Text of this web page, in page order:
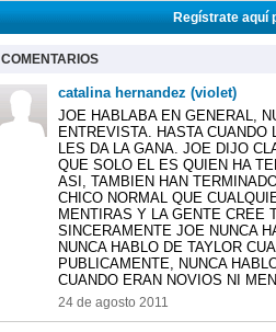
Regístrate aquí
COMENTARIOS
catalina hernandez (violet)
JOE HABLABA EN GENERAL,
ENTREVISTA. HASTA
LES DA LA GANA. JOE DIJO
QUE SOLO EL ES QUIEN HA
ASI, TAMBIEN HAN
CHICO NORMAL QUE
MENTIRAS Y LA GENTE CREE
SINCERAMENTE JOE NUNCA
NUNCA HABLO DE TAYLOR
PUBLICAMENTE, NUNCA
CUANDO ERAN NOVIOS NI
24 de agosto 2011